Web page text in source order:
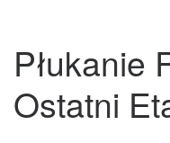
Płukanie
Ostatni